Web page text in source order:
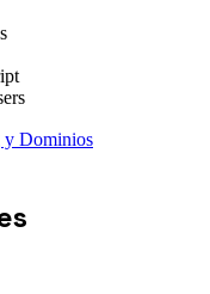
y Dominios